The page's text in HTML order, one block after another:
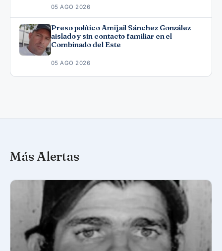
05 AGO 2026
Preso político Amijail Sánchez González
aislado y sin contacto familiar en el
Combinado del Este
05 AGO 2026
Más Alertas